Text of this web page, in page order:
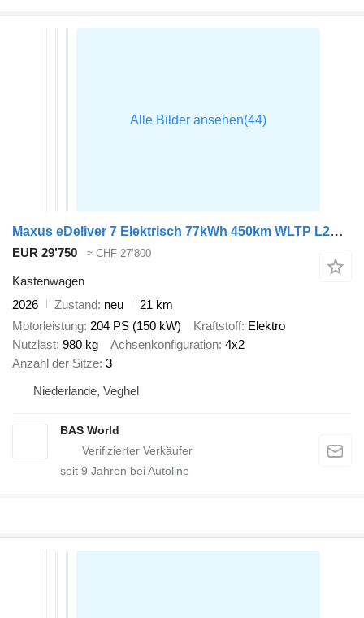
Maxus eDeliver 7 Elektrisch 77kWh 450km WLTP L2H1 Snelladen LED ACC Ca
EUR 29’750 ≈ CHF 27’800
Kastenwagen
2026
Zustand neu
21 km
Motorleistung 204 PS (150 kW) Kraftstoff Elektro
Nutzlast 980 kg Achsenkonfiguration 4x2
Anzahl der Sitze 3
Niederlande, Veghel
BAS World
seit 9 Jahren bei Autoline